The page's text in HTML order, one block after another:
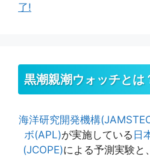
了!
黒潮親潮ウォッチとは
海洋研究開発機構
ボ(APL)が実施している 日
(JCOPE)による予測実験と